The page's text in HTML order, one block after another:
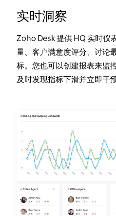
实时洞察
Zoho Desk 提供 HQ 实时仪
量、客户满意度评分、讨论
标。您也可以创建报表来监
及时发现指标下滑并立即干预